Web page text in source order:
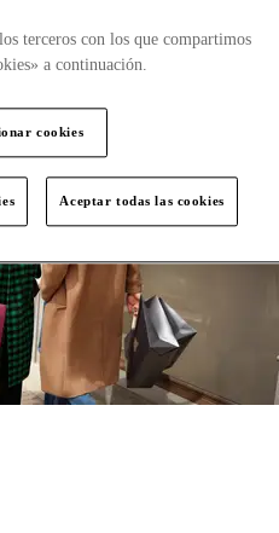
terceros con los que compartimos
a continuación.
cookies
Aceptar todas las cookies